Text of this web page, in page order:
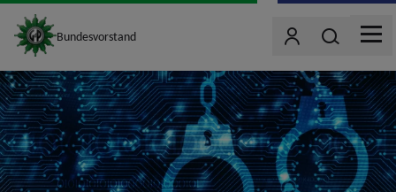
jumpToMain
site_logo
Bundesvorstand BenutzerWonach
MENU